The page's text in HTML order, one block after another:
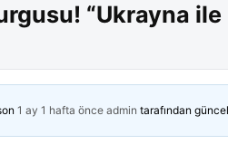
“Ukrayna
1 ay 1 hafta önce admin tarafından